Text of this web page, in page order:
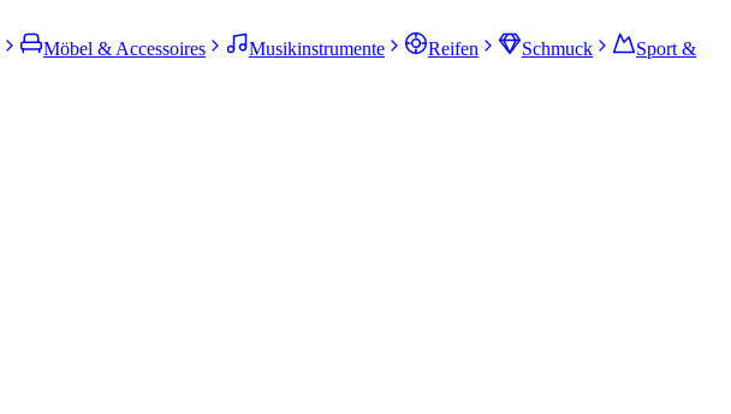
Möbel & Accessoires Musikinstrumente Reifen Schmuck
Sport &